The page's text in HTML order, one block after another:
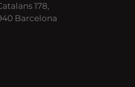
178,
Barcelona